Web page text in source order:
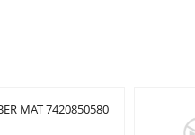
MAT 7420850580